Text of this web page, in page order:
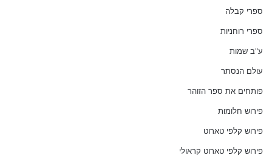
ספרי קבלה
ספרי רוחניות
ע"ב שמות
עולם הנסתר
פותחים את ספר הזוהר
פירוש חלומות
פירוש קלפי טארוט
פירוש קלפי טארוט קראולי